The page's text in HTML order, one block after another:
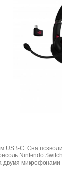
USB-C. Она
Nintendo
микрофонами